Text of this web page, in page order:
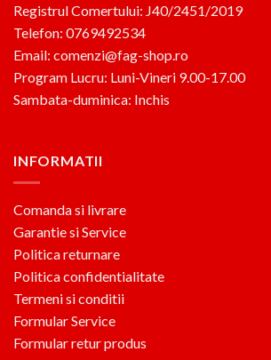
Registrul Comertului: J40/2451/2019
Telefon: 0769492534
Email: comenzi@fag-shop.ro
Program Lucru: Luni-Vineri 9.00-17.00
Sambata-duminica: Inchis
INFORMATII
Comanda si livrare
Garantie si Service
Politica returnare
Politica confidentialitate
Termeni si conditii
Formular Service
Formular retur produs